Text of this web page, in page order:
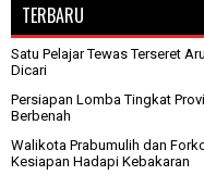
TERBARU
Satu Pelajar Tewas Terseret
Dicari
Persiapan Lomba Tingkat
Berbenah
Walikota Prabumulih dan
Kesiapan Hadapi Kebakaran